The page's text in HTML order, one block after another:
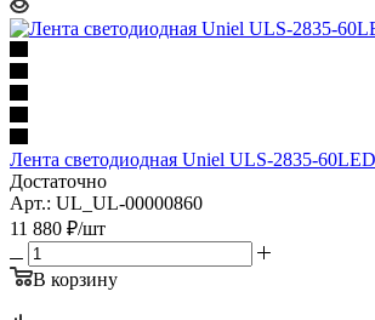
Лента светодиодная Uniel ULS-2835-
Достаточно
Арт.: UL_UL-00000860
11 880 ₽/шт
В корзину